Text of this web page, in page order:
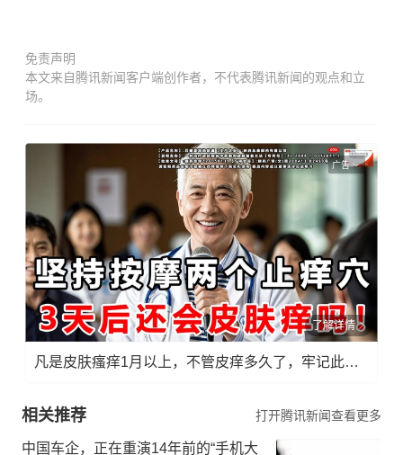
免责声明
本文来自腾讯新闻客户端创作者，不代表腾讯新闻的观点和立
场。
广告
了解详情
凡是皮肤瘙痒1月以上，不管皮痒多久了，牢记此法，快！准！狠！
相关推荐 打开腾讯新闻查看更多
中国车企，正在重演14年前的“手机大